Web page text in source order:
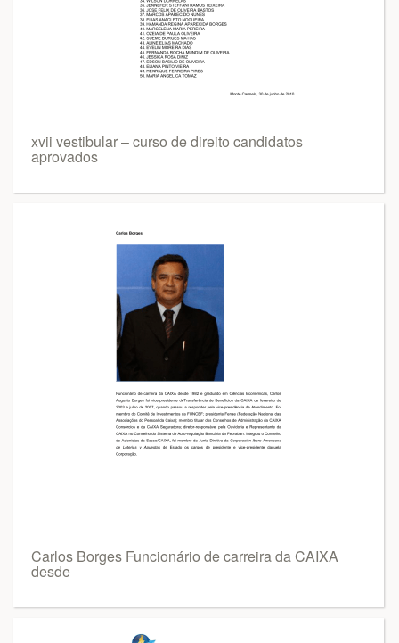
xvii vestibular – curso de direito candidatos
aprovados
Carlos Borges Funcionário de carreira da CAIXA
desde